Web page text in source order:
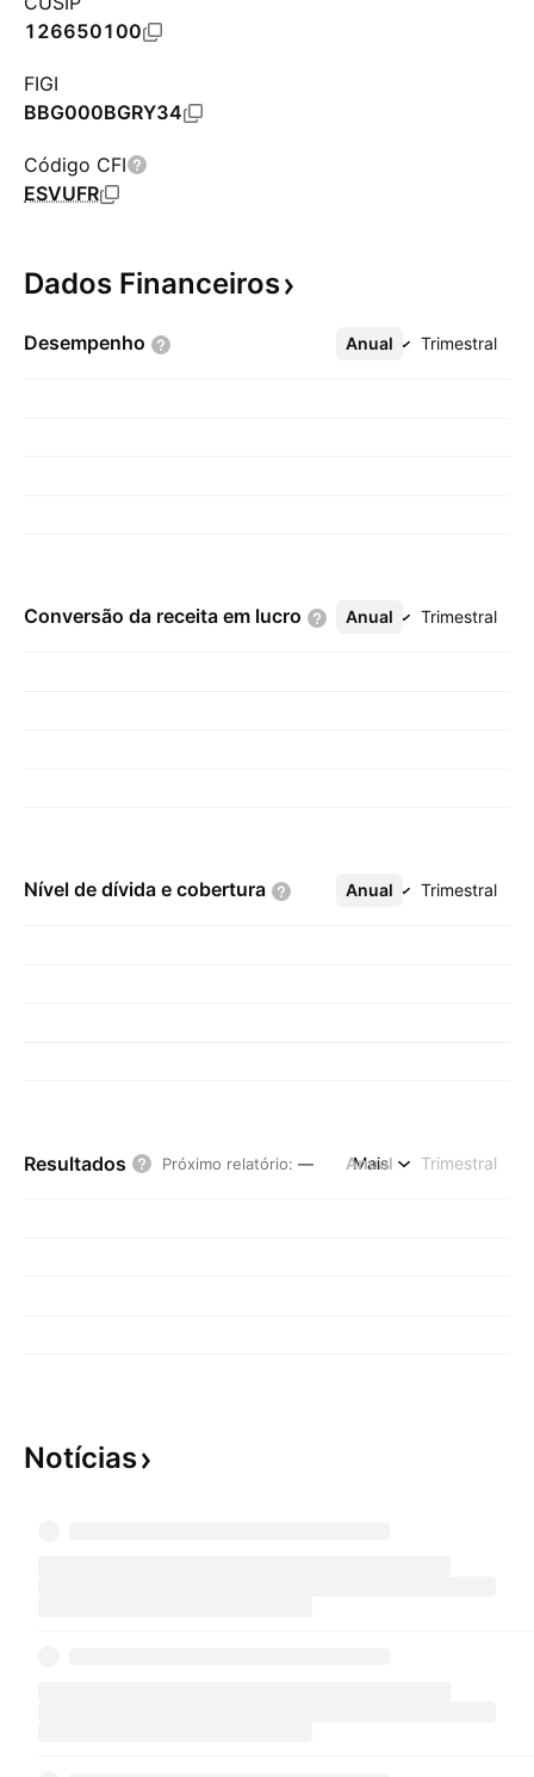
126650100
FIGI
BBG000BGRY34
Código CFI
ESVUFR
Dados Financeiros
Desempenho Anual Trimestral
Mais
Conversão da receita em lucro Anual Trimestral
Mais
Nível de dívida e cobertura Anual Trimestral
Mais
Resultados Próximo relatório: — Anual Trimestral
Mais
Notícias